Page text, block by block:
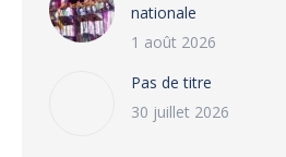
nationale
1 août 2026
Pas de titre
30 juillet 2026